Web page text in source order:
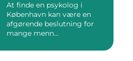
At finde en psykolog i
København kan være en
afgørende beslutning for
mange menn...